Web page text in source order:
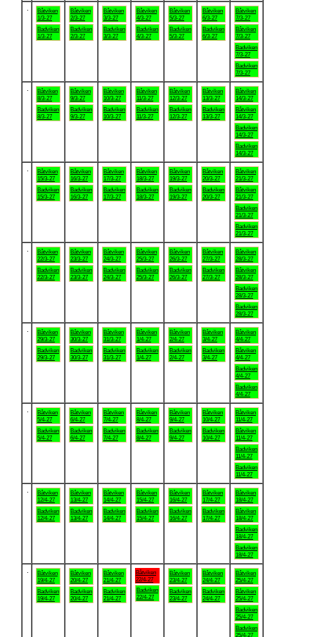
Båtviken
1/3-27
Badviken
1/3-27
Båtviken
2/3-27
Badviken
2/3-27
Båtviken
3/3-27
Badviken
3/3-27
Båtviken
4/3-27
Badviken
4/3-27
Båtviken
5/3-27
Badviken
5/3-27
Båtviken
6/3-27
Badviken
6/3-27
Båtviken
7/3-27
Båtviken
7/3-27
Badviken
7/3-27
Badviken
7/3-27
Båtviken
8/3-27
Badviken
8/3-27
Båtviken
9/3-27
Badviken
9/3-27
Båtviken
10/3-27
Badviken
10/3-27
Båtviken
11/3-27
Badviken
11/3-27
Båtviken
12/3-27
Badviken
12/3-27
Båtviken
13/3-27
Badviken
13/3-27
Båtviken
14/3-27
Båtviken
14/3-27
Badviken
14/3-27
Badviken
14/3-27
Båtviken
15/3-27
Badviken
15/3-27
Båtviken
16/3-27
Badviken
16/3-27
Båtviken
17/3-27
Badviken
17/3-27
Båtviken
18/3-27
Badviken
18/3-27
Båtviken
19/3-27
Badviken
19/3-27
Båtviken
20/3-27
Badviken
20/3-27
Båtviken
21/3-27
Båtviken
21/3-27
Badviken
21/3-27
Badviken
21/3-27
Båtviken
22/3-27
Badviken
22/3-27
Båtviken
23/3-27
Badviken
23/3-27
Båtviken
24/3-27
Badviken
24/3-27
Båtviken
25/3-27
Badviken
25/3-27
Båtviken
26/3-27
Badviken
26/3-27
Båtviken
27/3-27
Badviken
27/3-27
Båtviken
28/3-27
Båtviken
28/3-27
Badviken
28/3-27
Badviken
28/3-27
Båtviken
29/3-27
Badviken
29/3-27
Båtviken
30/3-27
Badviken
30/3-27
Båtviken
31/3-27
Badviken
31/3-27
Båtviken
1/4-27
Badviken
1/4-27
Båtviken
2/4-27
Badviken
2/4-27
Båtviken
3/4-27
Badviken
3/4-27
Båtviken
4/4-27
Båtviken
4/4-27
Badviken
4/4-27
Badviken
4/4-27
Båtviken
5/4-27
Badviken
5/4-27
Båtviken
6/4-27
Badviken
6/4-27
Båtviken
7/4-27
Badviken
7/4-27
Båtviken
8/4-27
Badviken
8/4-27
Båtviken
9/4-27
Badviken
9/4-27
Båtviken
10/4-27
Badviken
10/4-27
Båtviken
11/4-27
Båtviken
11/4-27
Badviken
11/4-27
Badviken
11/4-27
Båtviken
12/4-27
Badviken
12/4-27
Båtviken
13/4-27
Badviken
13/4-27
Båtviken
14/4-27
Badviken
14/4-27
Båtviken
15/4-27
Badviken
15/4-27
Båtviken
16/4-27
Badviken
16/4-27
Båtviken
17/4-27
Badviken
17/4-27
Båtviken
18/4-27
Båtviken
18/4-27
Badviken
18/4-27
Badviken
18/4-27
Båtviken
19/4-27
Badviken
19/4-27
Båtviken
20/4-27
Badviken
20/4-27
Båtviken
21/4-27
Badviken
21/4-27
Båtviken
22/4-27
Badviken
22/4-27
Båtviken
23/4-27
Badviken
23/4-27
Båtviken
24/4-27
Badviken
24/4-27
Båtviken
25/4-27
Båtviken
25/4-27
Badviken
25/4-27
Badviken
25/4-27